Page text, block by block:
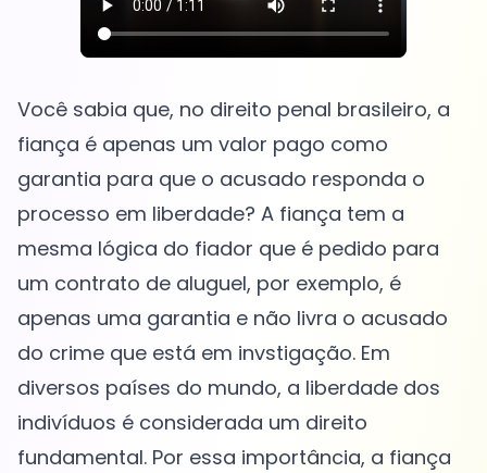
Você sabia que, no direito penal brasileiro, a
fiança é apenas um valor pago como
garantia para que o acusado responda o
processo em liberdade? A fiança tem a
mesma lógica do fiador que é pedido para
um contrato de aluguel, por exemplo, é
apenas uma garantia e não livra o acusado
do crime que está em invstigação. Em
diversos países do mundo, a liberdade dos
indivíduos é considerada um direito
fundamental. Por essa importância, a fiança